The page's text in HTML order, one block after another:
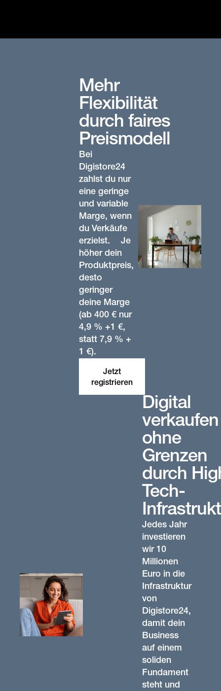
Mehr
Flexibilität
durch faires
Preismodell
Bei
Digistore24
zahlst du nur
eine geringe
und variable
Marge, wenn
du Verkäufe
erzielst. Je
höher dein
Produktpreis,
desto
geringer
deine Marge
(ab 400 € nur
4,9 % +1 €,
statt 7,9 % +
1 €).
Jetzt
registrieren
Digital
verkaufen
ohne
Grenzen
durch
Tech-
Jedes Jahr
investieren
wir 10
Millionen
Euro in die
Infrastruktur
von
Digistore24,
damit dein
Business
auf einem
soliden
Fundament
steht und